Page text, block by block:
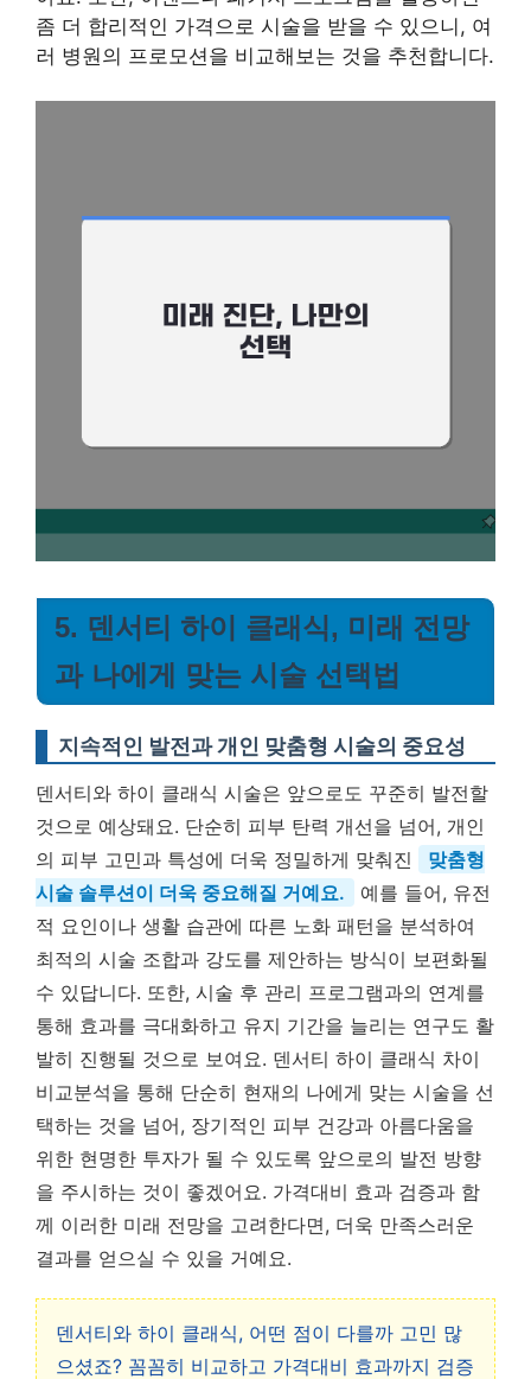
좀 더 합리적인 가격으로 시술을 받을 수 있으니, 여
러 병원의 프로모션을 비교해보는 것을 추천합니다.
5. 덴서티 하이 클래식, 미래 전망
과 나에게 맞는 시술 선택법
지속적인 발전과 개인 맞춤형 시술의 중요성
덴서티와 하이 클래식 시술은 앞으로도 꾸준히 발전할
것으로 예상돼요. 단순히 피부 탄력 개선을 넘어, 개인
의 피부 고민과 특성에 더욱 정밀하게 맞춰진
맞춤형
시술 솔루션이 더욱 중요해질 거예요.
예를 들어, 유전
적 요인이나 생활 습관에 따른 노화 패턴을 분석하여
최적의 시술 조합과 강도를 제안하는 방식이 보편화될
수 있답니다. 또한, 시술 후 관리 프로그램과의 연계를
통해 효과를 극대화하고 유지 기간을 늘리는 연구도 활
발히 진행될 것으로 보여요. 덴서티 하이 클래식 차이
비교분석을 통해 단순히 현재의 나에게 맞는 시술을 선
택하는 것을 넘어, 장기적인 피부 건강과 아름다움을
위한 현명한 투자가 될 수 있도록 앞으로의 발전 방향
을 주시하는 것이 좋겠어요. 가격대비 효과 검증과 함
께 이러한 미래 전망을 고려한다면, 더욱 만족스러운
결과를 얻으실 수 있을 거예요.
덴서티와 하이 클래식, 어떤 점이 다를까 고민 많
으셨죠? 꼼꼼히 비교하고 가격대비 효과까지 검증